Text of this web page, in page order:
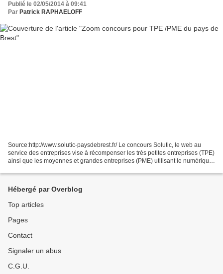
Publié le 02/05/2014 à 09:41
Par Patrick RAPHAELOFF
Source:http://www.solutic-paysdebrest.fr/ Le concours Solutic, le web au
service des entreprises vise à récompenser les très petites entreprises (TPE)
ainsi que les moyennes et grandes entreprises (PME) utilisant le numérique
Hébergé par Overblog
Top articles
Pages
Contact
Signaler un abus
C.G.U.